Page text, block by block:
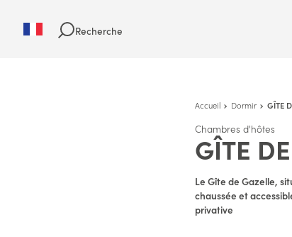
Recherche
Accueil Dormir GÎTE
Chambres d'hôtes
GÎTE
Le Gîte de Gazelle,
chaussée et
privative